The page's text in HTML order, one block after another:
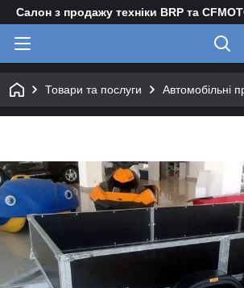
Салон з продажу техніки BRP та
Товари та послуги Автомобільні